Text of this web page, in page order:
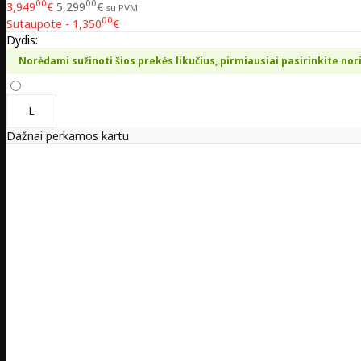
3,94900€ 5,29900€ su PVM
Sutaupote - 1,35000€
Dydis:
Norėdami sužinoti šios prekės likučius, pirmiausiai pasirinkite
L
Dažnai perkamos kartu